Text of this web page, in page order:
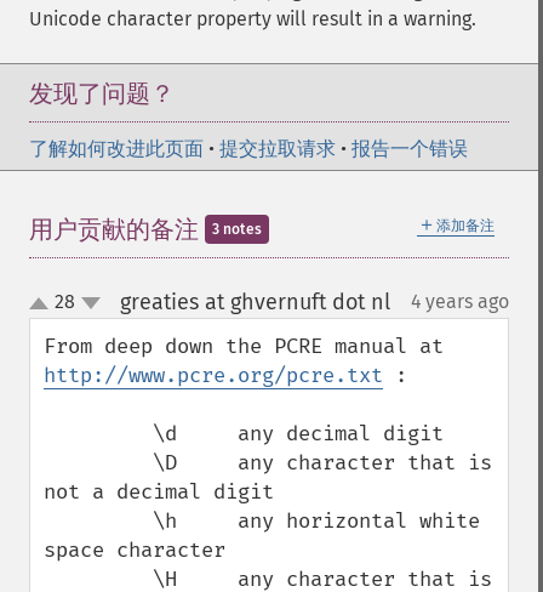
Unicode character property will result in a warning.
发现了问题？
了解如何改进此页面 • 提交拉取请求 • 报告一个错误
＋ 添加备注
用户贡献的备注 3 notes
up
down
28 greaties at ghvernuft dot nl¶ 4 years ago
http://www.pcre.org/pcre.txt :
not a decimal digit
space character